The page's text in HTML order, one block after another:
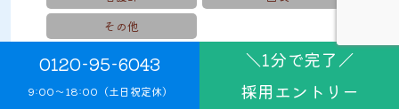
その他
パート
保育士 栄養士
0120-95-6043
9:00〜18:00（土日祝定休）
＼1分で完了／
採用エントリー